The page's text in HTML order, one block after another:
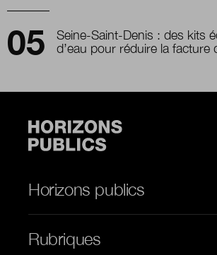
Seine-Saint-Denis : des kits
d’eau pour réduire la facture
Horizons publics
Rubriques